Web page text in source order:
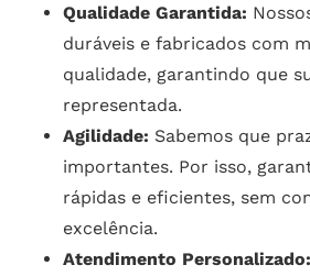
Qualidade Garantida:
duráveis e fabricados com
qualidade, garantindo que
representada.
Agilidade: Sabemos que
importantes. Por isso,
rápidas e eficientes, sem
excelência.
Atendimento Personalizado: